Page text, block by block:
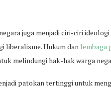
juga menjadi ciri-ciri
liberalisme. Hukum dan lembaga
melindungi hak-hak warga
patokan tertinggi untuk